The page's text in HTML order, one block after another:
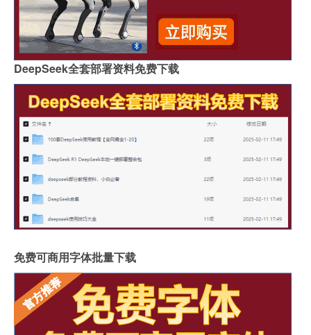
DeepSeek全套部署资料免费下载
免费可商用字体批量下载